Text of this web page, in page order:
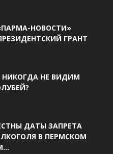
НОВОСТИ»
ГРАНТ
НЕ ВИДИМ
ДАТЫ ЗАПРЕТА
В ПЕРМСКОМ